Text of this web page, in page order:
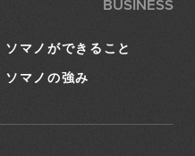
ソマノができること
ソマノの強み